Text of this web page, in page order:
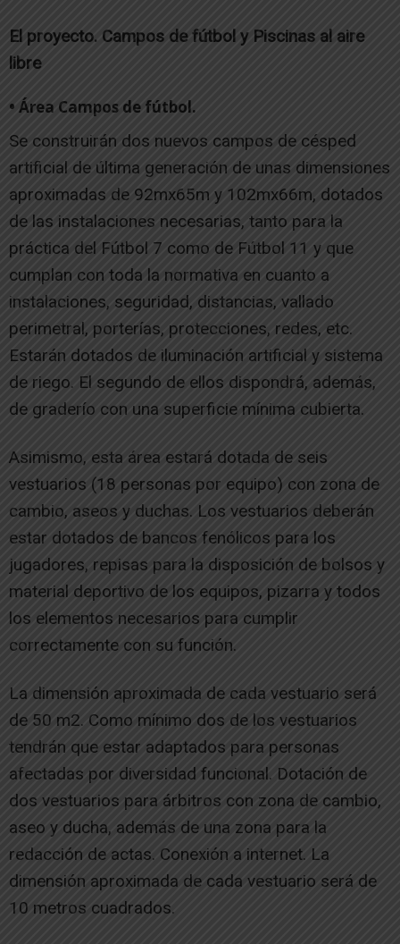
El proyecto. Campos de fútbol y Piscinas al aire
libre
• Área Campos de fútbol.
Se construirán dos nuevos campos de césped
artificial de última generación de unas dimensiones
aproximadas de 92mx65m y 102mx66m, dotados
de las instalaciones necesarias, tanto para la
práctica del Fútbol 7 como de Fútbol 11 y que
cumplan con toda la normativa en cuanto a
instalaciones, seguridad, distancias, vallado
perimetral, porterías, protecciones, redes, etc.
Estarán dotados de iluminación artificial y sistema
de riego. El segundo de ellos dispondrá, además,
de graderío con una superficie mínima cubierta.
Asimismo, esta área estará dotada de seis
vestuarios (18 personas por equipo) con zona de
cambio, aseos y duchas. Los vestuarios deberán
estar dotados de bancos fenólicos para los
jugadores, repisas para la disposición de bolsos y
material deportivo de los equipos, pizarra y todos
los elementos necesarios para cumplir
correctamente con su función.
La dimensión aproximada de cada vestuario será
de 50 m2. Como mínimo dos de los vestuarios
tendrán que estar adaptados para personas
afectadas por diversidad funcional. Dotación de
dos vestuarios para árbitros con zona de cambio,
aseo y ducha, además de una zona para la
redacción de actas. Conexión a internet. La
dimensión aproximada de cada vestuario será de
10 metros cuadrados.